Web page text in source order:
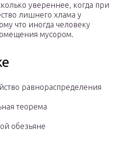
увереннее, когда при
лишнего хлама у
что иногда человеку
мусором.
равнораспределения
теорема
обезьяне